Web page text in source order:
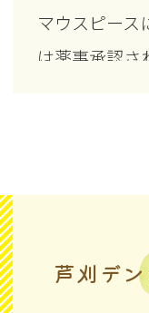
ないと後戻
ます。
マウスピース
は薬事承認さ
マウスピース
その中には
れているマ
芦刈デ